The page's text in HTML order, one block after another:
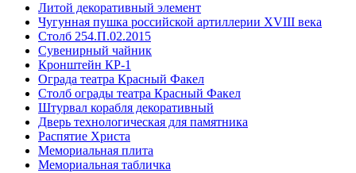
Литой декоративный элемент
Чугунная пушка российской артиллерии XVIII века
Столб 254.П.02.2015
Сувенирный чайник
Кронштейн КР-1
Ограда театра Красный Факел
Столб ограды театра Красный Факел
Штурвал корабля декоративный
Дверь технологическая для памятника
Распятие Христа
Мемориальная плита
Мемориальная табличка